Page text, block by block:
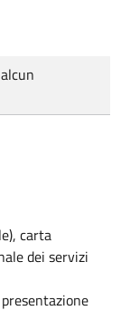
carta
dei servizi